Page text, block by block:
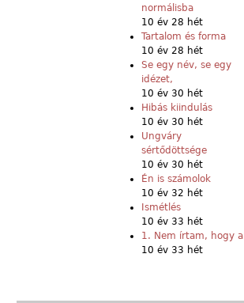
normálisba
10 év 28 hét
Tartalom és forma
10 év 28 hét
Se egy név, se egy
idézet,
10 év 30 hét
Hibás kiindulás
10 év 30 hét
Ungváry
sértődöttsége
10 év 30 hét
Én is számolok
10 év 32 hét
Ismétlés
10 év 33 hét
1. Nem írtam, hogy a
10 év 33 hét